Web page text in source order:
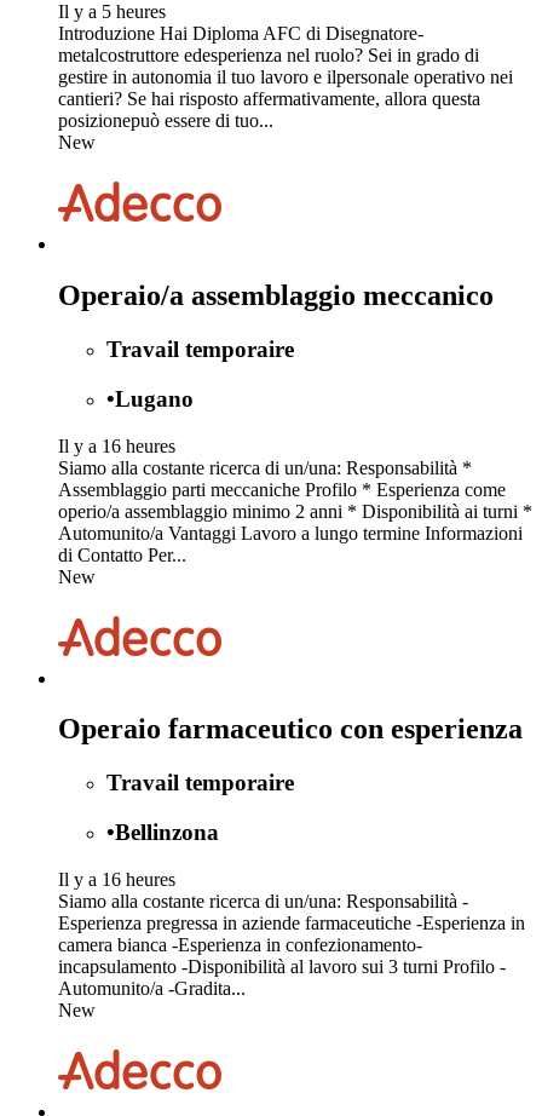
Il y a 5 heures
Introduzione Hai Diploma AFC di Disegnatore-
metalcostruttore edesperienza nel ruolo? Sei in grado di
gestire in autonomia il tuo lavoro e ilpersonale operativo nei
cantieri? Se hai risposto affermativamente, allora questa
posizionepuò essere di tuo...
New
Operaio/a assemblaggio meccanico
Travail temporaire
•Lugano
Il y a 16 heures
Siamo alla costante ricerca di un/una: Responsabilità *
Assemblaggio parti meccaniche Profilo * Esperienza come
operio/a assemblaggio minimo 2 anni * Disponibilità ai turni *
Automunito/a Vantaggi Lavoro a lungo termine Informazioni
di Contatto Per...
New
Operaio farmaceutico con esperienza
Travail temporaire
•Bellinzona
Il y a 16 heures
Siamo alla costante ricerca di un/una: Responsabilità -
Esperienza pregressa in aziende farmaceutiche -Esperienza in
camera bianca -Esperienza in confezionamento-
incapsulamento -Disponibilità al lavoro sui 3 turni Profilo -
Automunito/a -Gradita...
New